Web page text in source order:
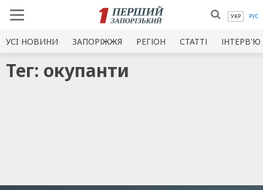
УКР РУС
УСI НОВИНИ ЗАПОРІЖЖЯ РЕГІОН СТАТТІ ІНТЕРВ'Ю
Тег: окупанти